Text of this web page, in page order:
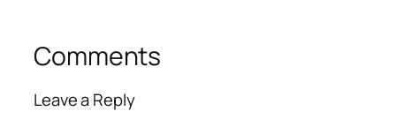
Comments
Leave a Reply